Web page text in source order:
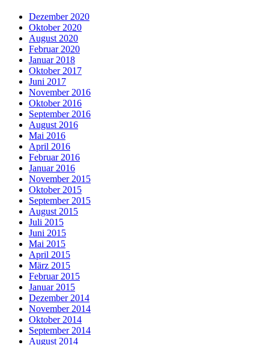
Dezember 2020
Oktober 2020
August 2020
Februar 2020
Januar 2018
Oktober 2017
Juni 2017
November 2016
Oktober 2016
September 2016
August 2016
Mai 2016
April 2016
Februar 2016
Januar 2016
November 2015
Oktober 2015
September 2015
August 2015
Juli 2015
Juni 2015
Mai 2015
April 2015
März 2015
Februar 2015
Januar 2015
Dezember 2014
November 2014
Oktober 2014
September 2014
August 2014